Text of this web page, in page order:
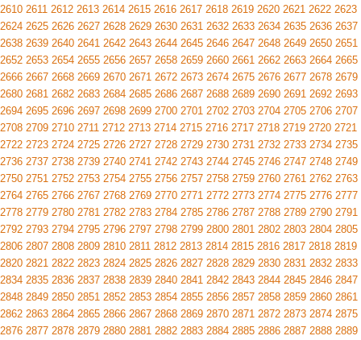
2610 2611 2612 2613 2614 2615 2616 2617 2618 2619 2620 2621 2622 2623
2624 2625 2626 2627 2628 2629 2630 2631 2632 2633 2634 2635 2636 2637
2638 2639 2640 2641 2642 2643 2644 2645 2646 2647 2648 2649 2650 2651
2652 2653 2654 2655 2656 2657 2658 2659 2660 2661 2662 2663 2664 2665
2666 2667 2668 2669 2670 2671 2672 2673 2674 2675 2676 2677 2678 2679
2680 2681 2682 2683 2684 2685 2686 2687 2688 2689 2690 2691 2692 2693
2694 2695 2696 2697 2698 2699 2700 2701 2702 2703 2704 2705 2706 2707
2708 2709 2710 2711 2712 2713 2714 2715 2716 2717 2718 2719 2720 2721
2722 2723 2724 2725 2726 2727 2728 2729 2730 2731 2732 2733 2734 2735
2736 2737 2738 2739 2740 2741 2742 2743 2744 2745 2746 2747 2748 2749
2750 2751 2752 2753 2754 2755 2756 2757 2758 2759 2760 2761 2762 2763
2764 2765 2766 2767 2768 2769 2770 2771 2772 2773 2774 2775 2776 2777
2778 2779 2780 2781 2782 2783 2784 2785 2786 2787 2788 2789 2790 2791
2792 2793 2794 2795 2796 2797 2798 2799 2800 2801 2802 2803 2804 2805
2806 2807 2808 2809 2810 2811 2812 2813 2814 2815 2816 2817 2818 2819
2820 2821 2822 2823 2824 2825 2826 2827 2828 2829 2830 2831 2832 2833
2834 2835 2836 2837 2838 2839 2840 2841 2842 2843 2844 2845 2846 2847
2848 2849 2850 2851 2852 2853 2854 2855 2856 2857 2858 2859 2860 2861
2862 2863 2864 2865 2866 2867 2868 2869 2870 2871 2872 2873 2874 2875
2876 2877 2878 2879 2880 2881 2882 2883 2884 2885 2886 2887 2888 2889